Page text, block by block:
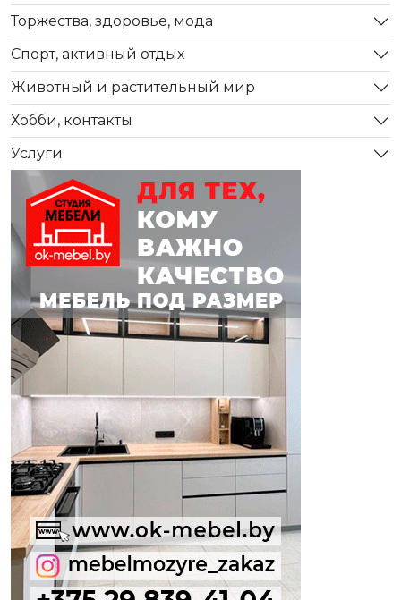
Торжества, здоровье, мода
Спорт, активный отдых
Животный и растительный мир
Хобби, контакты
Услуги